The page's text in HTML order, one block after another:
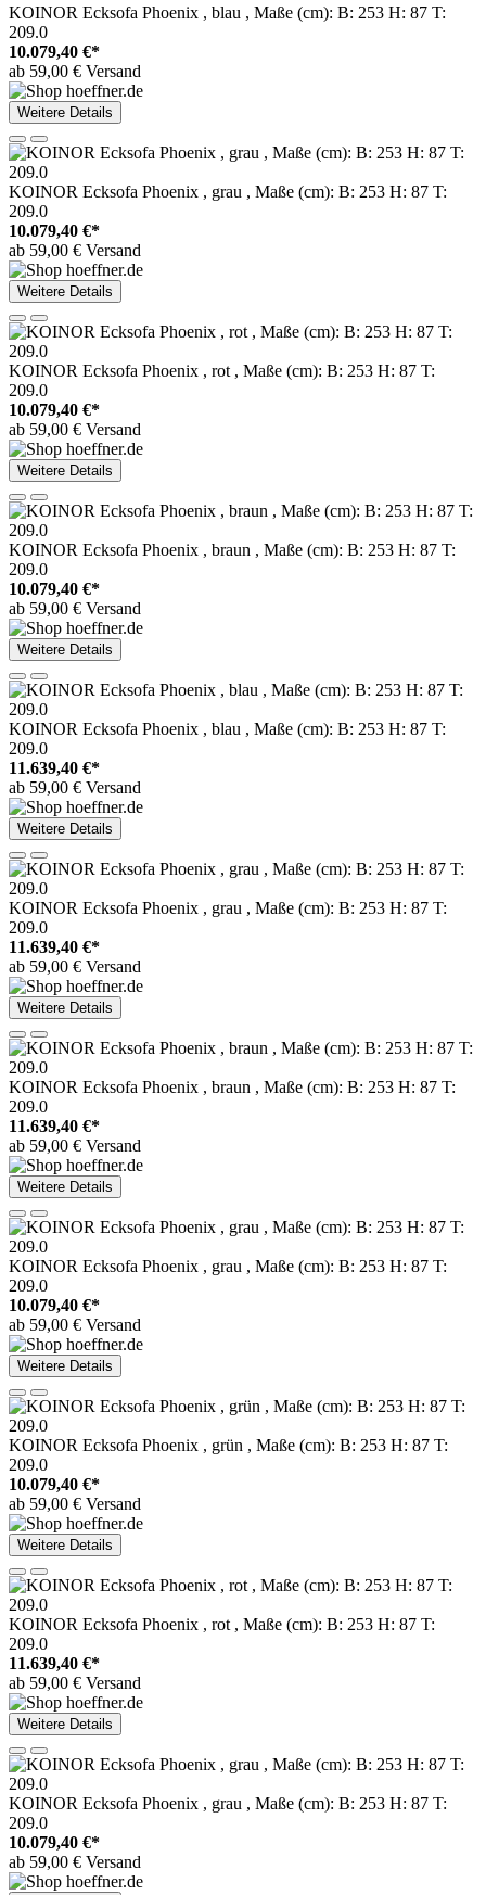
KOINOR Ecksofa Phoenix , blau , Maße (cm): B: 253 H: 87 T:
209.0
10.079,40 €*
ab 59,00 € Versand
Weitere Details
KOINOR Ecksofa Phoenix , grau , Maße (cm): B: 253 H: 87 T:
209.0
10.079,40 €*
ab 59,00 € Versand
Weitere Details
KOINOR Ecksofa Phoenix , rot , Maße (cm): B: 253 H: 87 T:
209.0
10.079,40 €*
ab 59,00 € Versand
Weitere Details
KOINOR Ecksofa Phoenix , braun , Maße (cm): B: 253 H: 87 T:
209.0
10.079,40 €*
ab 59,00 € Versand
Weitere Details
KOINOR Ecksofa Phoenix , blau , Maße (cm): B: 253 H: 87 T:
209.0
11.639,40 €*
ab 59,00 € Versand
Weitere Details
KOINOR Ecksofa Phoenix , grau , Maße (cm): B: 253 H: 87 T:
209.0
11.639,40 €*
ab 59,00 € Versand
Weitere Details
KOINOR Ecksofa Phoenix , braun , Maße (cm): B: 253 H: 87 T:
209.0
11.639,40 €*
ab 59,00 € Versand
Weitere Details
KOINOR Ecksofa Phoenix , grau , Maße (cm): B: 253 H: 87 T:
209.0
10.079,40 €*
ab 59,00 € Versand
Weitere Details
KOINOR Ecksofa Phoenix , grün , Maße (cm): B: 253 H: 87 T:
209.0
10.079,40 €*
ab 59,00 € Versand
Weitere Details
KOINOR Ecksofa Phoenix , rot , Maße (cm): B: 253 H: 87 T:
209.0
11.639,40 €*
ab 59,00 € Versand
Weitere Details
KOINOR Ecksofa Phoenix , grau , Maße (cm): B: 253 H: 87 T:
209.0
10.079,40 €*
ab 59,00 € Versand